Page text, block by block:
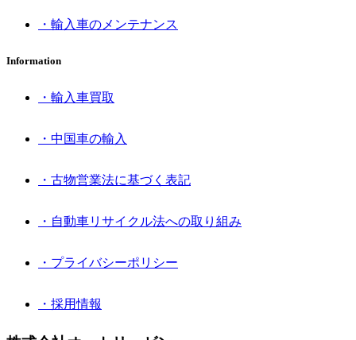
・輸入車のメンテナンス
Information
・輸入車買取
・中国車の輸入
・古物営業法に基づく表記
・自動車リサイクル法への取り組み
・プライバシーポリシー
・採用情報